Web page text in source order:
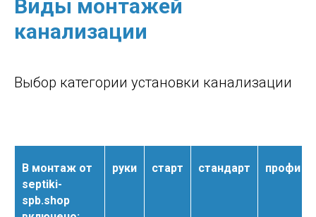
Виды монтажей
канализации
Выбор категории установки канализации
В монтаж от
septiki-
spb.shop
руки старт стандарт профи